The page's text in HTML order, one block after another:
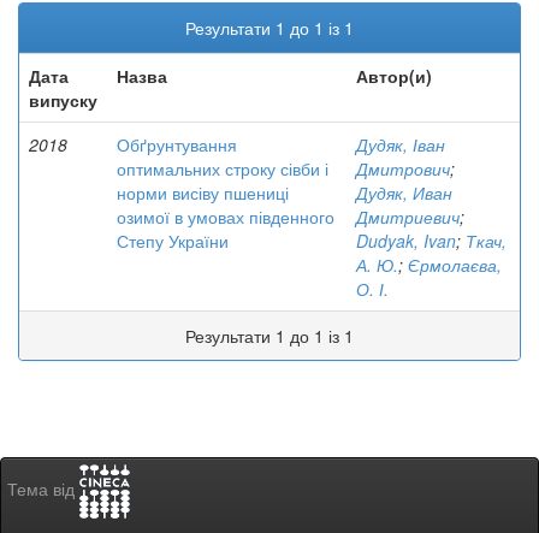
Результати 1 до 1 із 1
Дата
випуску
Назва Автор(и)
2018
Обґрунтування
оптимальних строку сівби і
норми висіву пшениці
озимої в умовах південного
Степу України
Дудяк, Іван
Дмитрович;
Дудяк, Иван
Дмитриевич;
Dudyak, Ivan; Ткач,
А. Ю.; Єрмолаєва,
О. І.
Результати 1 до 1 із 1
Тема від